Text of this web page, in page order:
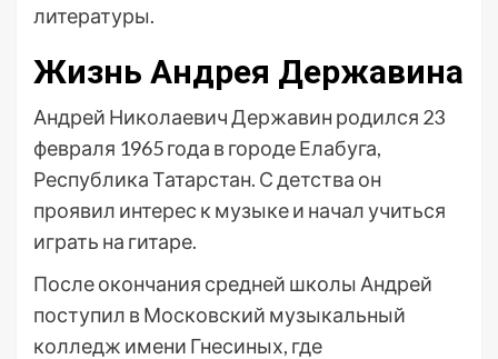
литературы.
Жизнь Андрея Державина
Андрей Николаевич Державин родился 23
февраля 1965 года в городе Елабуга,
Республика Татарстан. С детства он
проявил интерес к музыке и начал учиться
играть на гитаре.
После окончания средней школы Андрей
поступил в Московский музыкальный
колледж имени Гнесиных, где